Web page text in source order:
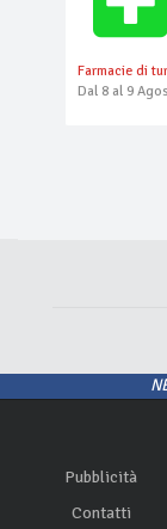
Farmacie di
Dal 8 al 9
Pubblicità
Contatti